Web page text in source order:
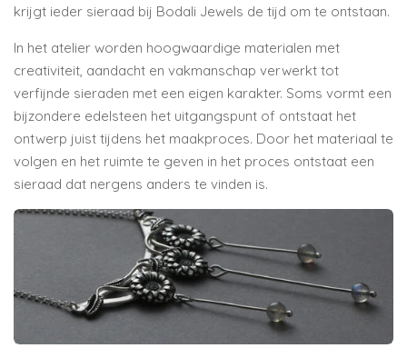
krijgt ieder sieraad bij Bodali Jewels de tijd om te ontstaan.
In het atelier worden hoogwaardige materialen met
creativiteit, aandacht en vakmanschap verwerkt tot
verfijnde sieraden met een eigen karakter. Soms vormt een
bijzondere edelsteen het uitgangspunt of ontstaat het
ontwerp juist tijdens het maakproces. Door het materiaal te
volgen en het ruimte te geven in het proces ontstaat een
sieraad dat nergens anders te vinden is.